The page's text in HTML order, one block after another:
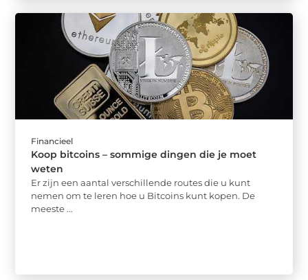
Financieel
Koop bitcoins – sommige dingen die je moet
weten
Er zijn een aantal verschillende routes die u kunt
nemen om te leren hoe u Bitcoins kunt kopen. De
meeste ...